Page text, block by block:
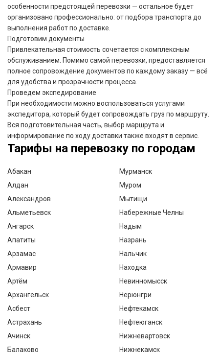
особенности предстоящей перевозки — остальное будет
организовано профессионально: от подбора транспорта до
выполнения работ по доставке.
Подготовим документы
Привлекательная стоимость сочетается с комплексным
обслуживанием. Помимо самой перевозки, предоставляется
полное сопровождение документов по каждому заказу — всё
для удобства и прозрачности процесса.
Проведем экспедирование
При необходимости можно воспользоваться услугами
экспедитора, который будет сопровождать груз по маршруту.
Вся подготовительная часть, выбор маршрута и
информирование по ходу доставки также входят в сервис.
Тарифы на перевозку по городам
Абакан
Алдан
Александров
Альметьевск
Ангарск
Апатиты
Арзамас
Армавир
Артём
Архангельск
Асбест
Астрахань
Ачинск
Балаково
Мурманск
Муром
Мытищи
Набережные Челны
Надым
Назрань
Нальчик
Находка
Невинномысск
Нерюнгри
Нефтекамск
Нефтеюганск
Нижневартовск
Нижнекамск